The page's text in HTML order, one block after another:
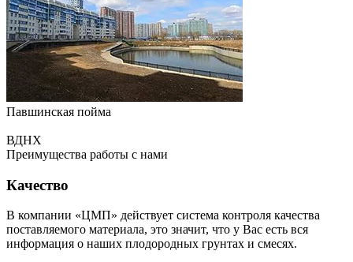
Павшинская пойма
ВДНХ
Преимущества работы с нами
Качество
В компании «ЦМП» действует система контроля качества
поставляемого материала, это значит, что у Вас есть вся
информация о наших плодородных грунтах и смесях.